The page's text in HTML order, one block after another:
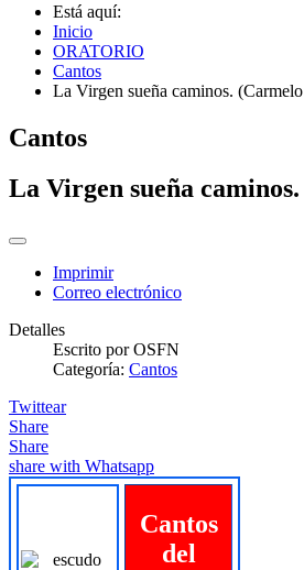
Está aquí:
Inicio
ORATORIO
Cantos
La Virgen sueña caminos.
Cantos
La Virgen sueña
Imprimir
Correo electrónico
Detalles
Escrito porOSFN
Categoría: Cantos
Twittear
Share
Share
share with Whatsapp
Cantos
del